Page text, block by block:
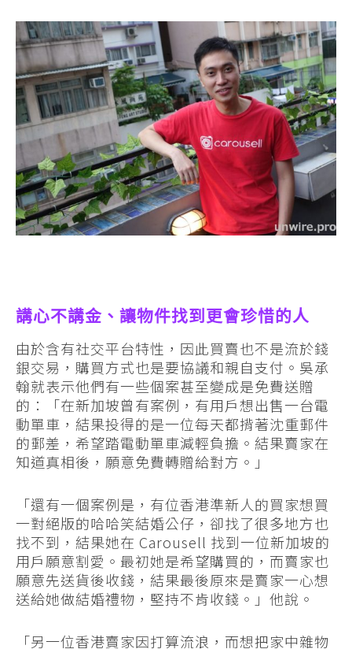
講心不講金、讓物件找到更會珍惜的人
由於含有社交平台特性，因此買賣也不是流於錢
銀交易，購買方式也是要協議和親自支付。吳承
翰就表示他們有一些個案甚至變成是免費送贈
的：「在新加坡曾有案例，有用戶想出售一台電
動單車，結果投得的是一位每天都揹著沈重郵件
的郵差，希望踏電動單車減輕負擔。結果賣家在
知道真相後，願意免費轉贈給對方。」
「還有一個案例是，有位香港準新人的買家想買
一對絕版的哈哈笑結婚公仔，卻找了很多地方也
找不到，結果她在 Carousell 找到一位新加坡的
用戶願意割愛。最初她是希望購買的，而賣家也
願意先送貨後收錢，結果最後原來是賣家一心想
送給她做結婚禮物，堅持不肯收錢。」他說。
「另一位香港賣家因打算流浪，而想把家中雜物